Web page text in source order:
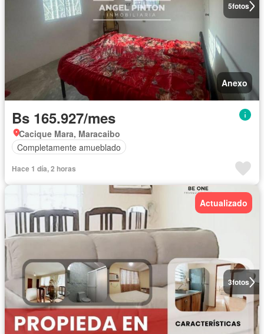
5fotos
Anexo
Bs 165.927/mes
Cacique Mara, Maracaibo
Completamente amueblado
Hace 1 día, 2 horas
3fotos
Actualizado